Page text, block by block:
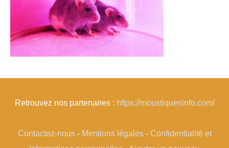
Retrouvez nos partenaires : https://moustiquesinfo.com/
Contactez-nous- Mentions légales- Confidentialité et